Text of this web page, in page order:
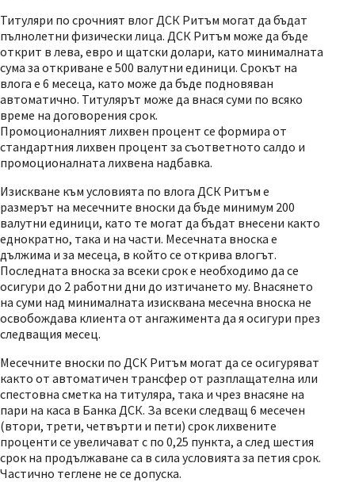
Титуляри по срочният влог ДСК Ритъм могат да бъдат
пълнолетни физически лица. ДСК Ритъм може да бъде
открит в лева, евро и щатски долари, като минималната
сума за откриване е 500 валутни единици. Срокът на
влога е 6 месеца, като може да бъде подновяван
автоматично. Титулярът може да внася суми по всяко
време на договорения срок.
Промоционалният лихвен процент се формира от
стандартния лихвен процент за съответното салдо и
промоционалната лихвена надбавка.
Изискване към условията по влога ДСК Ритъм е
размерът на месечните вноски да бъде минимум 200
валутни единици, като те могат да бъдат внесени както
еднократно, така и на части. Месечната вноска е
дължима и за месеца, в който се открива влогът.
Последната вноска за всеки срок е необходимо да се
осигури до 2 работни дни до изтичането му. Внасянето
на суми над минималната изисквана месечна вноска не
освобождава клиента от ангажимента да я осигури през
следващия месец.
Месечните вноски по ДСК Ритъм могат да се осигуряват
както от автоматичен трансфер от разплащателна или
спестовна сметка на титуляра, така и чрез внасяне на
пари на каса в Банка ДСК. За всеки следващ 6 месечен
(втори, трети, четвърти и пети) срок лихвените
проценти се увеличават с по 0,25 пункта, а след шестия
срок на продължаване са в сила условията за петия срок.
Частично теглене не се допуска.